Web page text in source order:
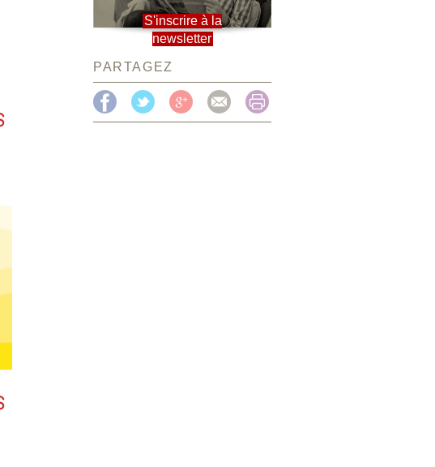
S'inscrire à la
newsletter
PARTAGEZ